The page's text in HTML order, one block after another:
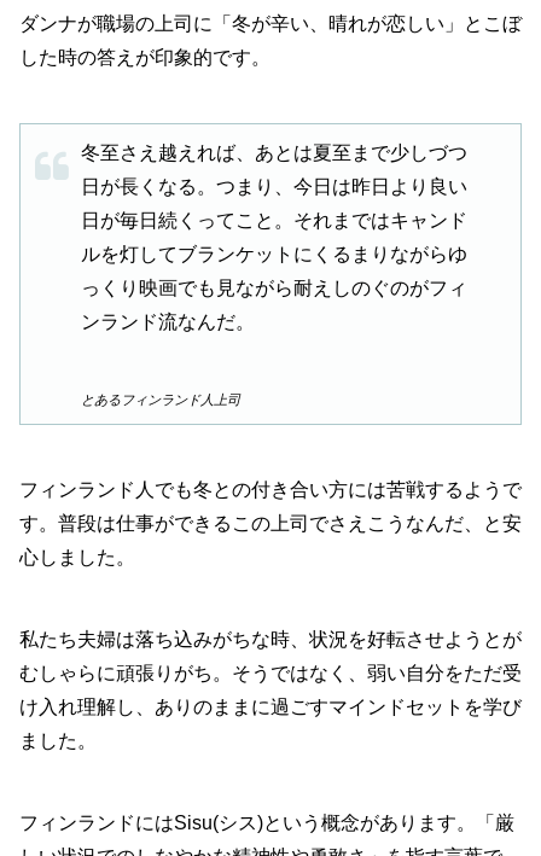
ダンナが職場の上司に「冬が辛い、晴れが恋しい」とこぼ
した時の答えが印象的です。
冬至さえ越えれば、あとは夏至まで少しづつ
日が長くなる。つまり、今日は昨日より良い
日が毎日続くってこと。それまではキャンド
ルを灯してブランケットにくるまりながらゆ
っくり映画でも見ながら耐えしのぐのがフィ
ンランド流なんだ。
とあるフィンランド人上司
フィンランド人でも冬との付き合い方には苦戦するようで
す。普段は仕事ができるこの上司でさえこうなんだ、と安
心しました。
私たち夫婦は落ち込みがちな時、状況を好転させようとが
むしゃらに頑張りがち。そうではなく、弱い自分をただ受
け入れ理解し、ありのままに過ごすマインドセットを学び
ました。
フィンランドにはSisu(シス)という概念があります。「厳